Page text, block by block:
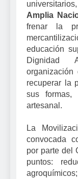
Amplia
frenar la
educación
Dignidad
recuperar la
sus formas,
artesanal.
La
convocada
por parte del
puntos: